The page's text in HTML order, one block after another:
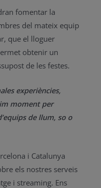
fomentar la
del mateix equip
que el lloguer
obtenir un
de les festes.
experiències,
moment per
de llum, so o
i Catalunya
els nostres serveis
i streaming. Ens